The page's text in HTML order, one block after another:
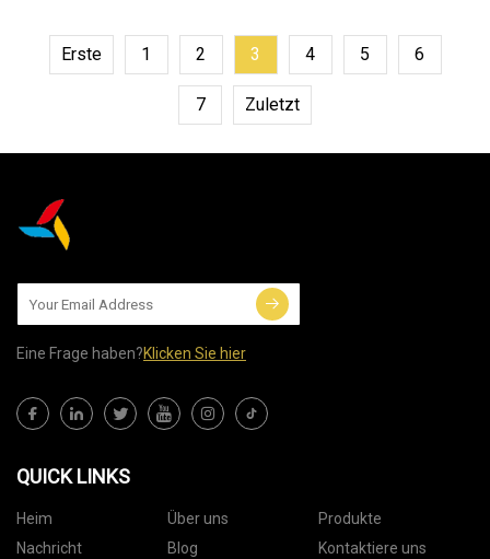
Erste 1 2 3 4 5 6
7 Zuletzt
Eine Frage haben?Klicken Sie hier
QUICK LINKS
Heim Über uns
Produkte
Nachricht
Blog
Kontaktiere uns